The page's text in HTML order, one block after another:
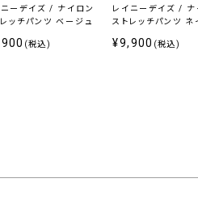
ニーデイズ / ナイロン
ッチパンツ ベージュ
(税込)
レイニーデイズ / ナ
ストレッチパンツ ネ
¥9,900 (税込)